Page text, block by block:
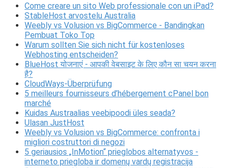
Come creare un sito Web professionale con un iPad?
StableHost arvostelu Australia
Weebly vs Volusion vs BigCommerce - Bandingkan
Pembuat Toko Top
Warum sollten Sie sich nicht für kostenloses
Webhosting entscheiden?
BlueHost योजनाएं - आपकी वेबसाइट के लिए कौन सा चयन करना
है?
CloudWays-Überprüfung
5 meilleurs fournisseurs d’hébergement cPanel bon
marché
Kuidas Austraalias veebipoodi üles seada?
Ulasan JustHost
Weebly vs Volusion vs BigCommerce: confronta i
migliori costruttori di negozi
5 geriausios „InMotion“ prieglobos alternatyvos -
interneto priegloba ir domenų vardų registracija